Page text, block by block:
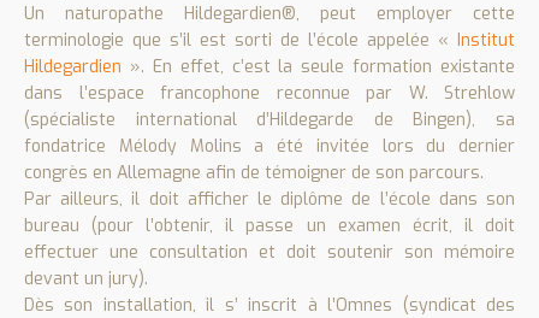
Un naturopathe Hildegardien®, peut employer cette
terminologie que s’il est sorti de l’école appelée « Institut
Hildegardien ». En effet, c’est la seule formation existante
dans l’espace francophone reconnue par W. Strehlow
(spécialiste international d’Hildegarde de Bingen), sa
fondatrice Mélody Molins a été invitée lors du dernier
congrès en Allemagne afin de témoigner de son parcours.
Par ailleurs, il doit afficher le diplôme de l’école dans son
bureau (pour l’obtenir, il passe un examen écrit, il doit
effectuer une consultation et doit soutenir son mémoire
devant un jury).
Dès son installation, il s’ inscrit à l’Omnes (syndicat des